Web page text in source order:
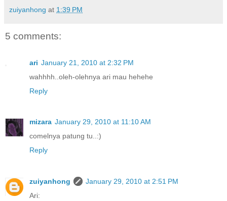
zuiyanhong at 1:39 PM
5 comments:
ari January 21, 2010 at 2:32 PM
wahhhh..oleh-olehnya ari mau hehehe
Reply
mizara January 29, 2010 at 11:10 AM
comelnya patung tu..:)
Reply
zuiyanhong
January 29, 2010 at 2:51 PM
Ari: